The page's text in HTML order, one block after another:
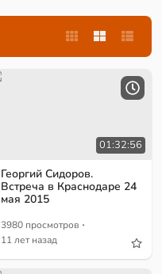
01:32:56
Георгий Сидоров.
Встреча в Краснодаре 24
мая 2015
3980 просмотров ·
11 лет назад